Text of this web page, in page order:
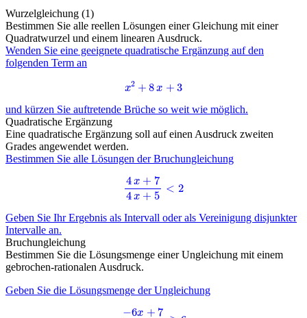
Wurzelgleichung (1)
Bestimmen Sie alle reellen Lösungen einer Gleichung mit einer
Quadratwurzel und einem linearen Ausdruck.
Wenden Sie eine geeignete quadratische Ergänzung auf den
folgenden Term an
x 2 +8 3
und kürzen Sie auftretende Brüche so weit wie möglich.
Quadratische Ergänzung
Eine quadratische Ergänzung soll auf einen Ausdruck zweiten
Grades angewendet werden.
Bestimmen Sie alle Lösungen der Bruchungleichung
4x + 74 x+
Geben Sie Ihr Ergebnis als Intervall oder als Vereinigung disjunkter
Intervalle an.
Bruchungleichung
Bestimmen Sie die Lösungsmenge einer Ungleichung mit einem
gebrochen-rationalen Ausdruck.
Geben Sie die Lösungsmenge der Ungleichung
x+ 6 x